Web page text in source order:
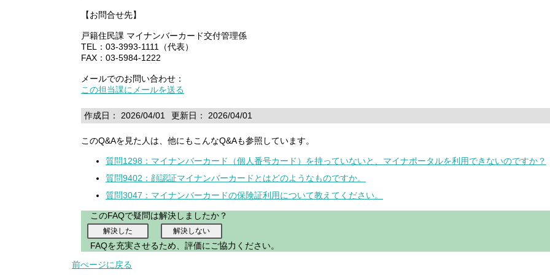
【お問合せ先】
戸籍住民課 マイナンバーカード交付管理係
TEL：03-3993-1111（代表）
FAX：03-5984-1222
メールでのお問い合わせ：
この担当課にメールを送る
作成日： 2026/04/01 更新日： 2026/04/01
このQ&Aを見た人は、他にもこんなQ&Aも参照しています。
質問1298：マイナンバーカード（個人番号カード）を持っていないと、マイナポータルを利用できないのですか？
質問9402：顔認証マイナンバーカードとはどのようなものですか。
質問3047：マイナンバーカードの保険証利用について教えてください。
このFAQで疑問は解決しましたか？
FAQを充実させるため、評価にご協力ください。
前ぺージに戻る